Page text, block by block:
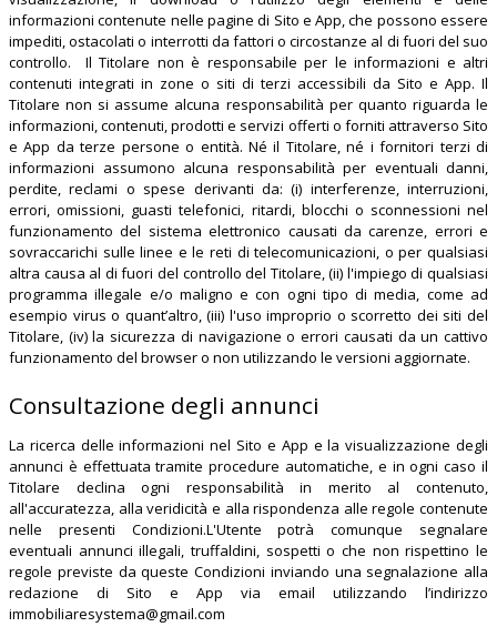
informazioni contenute nelle pagine di Sito e App, che possono essere
impediti, ostacolati o interrotti da fattori o circostanze al di fuori del suo
controllo. Il Titolare non è responsabile per le informazioni e altri
contenuti integrati in zone o siti di terzi accessibili da Sito e App. Il
Titolare non si assume alcuna responsabilità per quanto riguarda le
informazioni, contenuti, prodotti e servizi offerti o forniti attraverso Sito
e App da terze persone o entità. Né il Titolare, né i fornitori terzi di
informazioni assumono alcuna responsabilità per eventuali danni,
perdite, reclami o spese derivanti da: (i) interferenze, interruzioni,
errori, omissioni, guasti telefonici, ritardi, blocchi o sconnessioni nel
funzionamento del sistema elettronico causati da carenze, errori e
sovraccarichi sulle linee e le reti di telecomunicazioni, o per qualsiasi
altra causa al di fuori del controllo del Titolare, (ii) l'impiego di qualsiasi
programma illegale e/o maligno e con ogni tipo di media, come ad
esempio virus o quant’altro, (iii) l'uso improprio o scorretto dei siti del
Titolare, (iv) la sicurezza di navigazione o errori causati da un cattivo
funzionamento del browser o non utilizzando le versioni aggiornate.
Consultazione degli annunci
La ricerca delle informazioni nel Sito e App e la visualizzazione degli
annunci è effettuata tramite procedure automatiche, e in ogni caso il
Titolare declina ogni responsabilità in merito al contenuto,
all'accuratezza, alla veridicità e alla rispondenza alle regole contenute
nelle presenti Condizioni.L'Utente potrà comunque segnalare
eventuali annunci illegali, truffaldini, sospetti o che non rispettino le
regole previste da queste Condizioni inviando una segnalazione alla
redazione di Sito e App via email utilizzando l’indirizzo
immobiliaresystema@gmail.com